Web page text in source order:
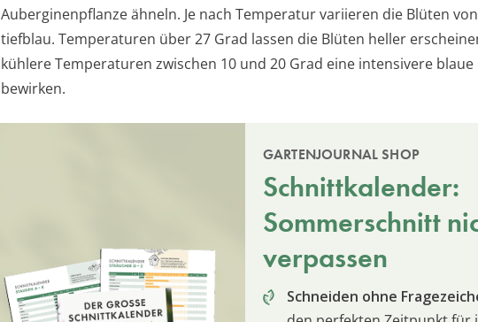
Auberginenpflanze ähneln. Je nach Temperatur variieren die Blüten
tiefblau. Temperaturen über 27 Grad lassen die Blüten heller
kühlere Temperaturen zwischen 10 und 20 Grad eine intensivere blaue
bewirken.
GARTENJOURNAL SHOP
Schnittkalender:
Sommerschnitt
verpassen
Schneiden ohne